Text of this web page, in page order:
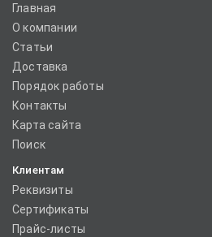
Главная
О компании
Статьи
Доставка
Порядок работы
Контакты
Карта сайта
Поиск
Клиентам
Реквизиты
Сертификаты
Прайс-листы